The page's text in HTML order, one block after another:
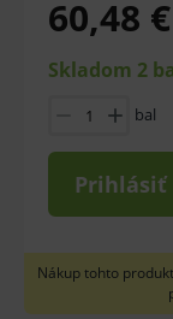
60,48 €
Skladom 2
bal
Prihlásiť
Nákup tohto